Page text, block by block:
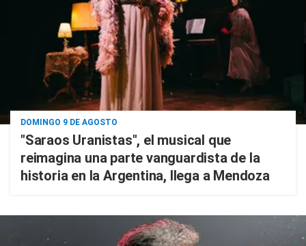
DOMINGO 9 DE AGOSTO
"Saraos Uranistas", el musical que
reimagina una parte vanguardista de la
historia en la Argentina, llega a Mendoza